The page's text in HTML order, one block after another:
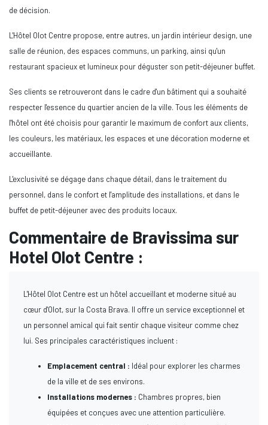
de décision.
L'Hôtel Olot Centre propose, entre autres, un jardin intérieur design, une
salle de réunion, des espaces communs, un parking, ainsi qu'un
restaurant spacieux et lumineux pour déguster son petit-déjeuner buffet.
Ses clients se retrouveront dans le cadre d'un bâtiment qui a souhaité
respecter l'essence du quartier ancien de la ville. Tous les éléments de
l'hôtel ont été choisis pour garantir le maximum de confort aux clients,
les couleurs, les matériaux, les espaces et une décoration moderne et
accueillante.
L'exclusivité se dégage dans chaque détail, dans le traitement du
personnel, dans le confort et l'amplitude des installations, et dans le
buffet de petit-déjeuner avec des produits locaux.
Commentaire de Bravissima sur
Hotel Olot Centre :
L'Hôtel Olot Centre est un hôtel accueillant et moderne situé au
cœur d'Olot, sur la Costa Brava. Il offre un service exceptionnel et
un personnel amical qui fait sentir chaque visiteur comme chez
lui. Ses principales caractéristiques incluent :
Emplacement central : Idéal pour explorer les charmes
de la ville et de ses environs.
Installations modernes : Chambres propres, bien
équipées et conçues avec une attention particulière.